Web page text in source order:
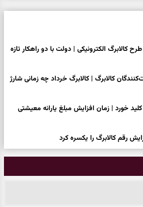
کالابرگ الکترونیکی | دولت با دو راهکار تازه
کالابرگ | کالابرگ خرداد چه زمانی شارژ
خورد | زمان افزایش مبلغ یارانه معیشتی
رقم کالابرگ را یکسره کرد